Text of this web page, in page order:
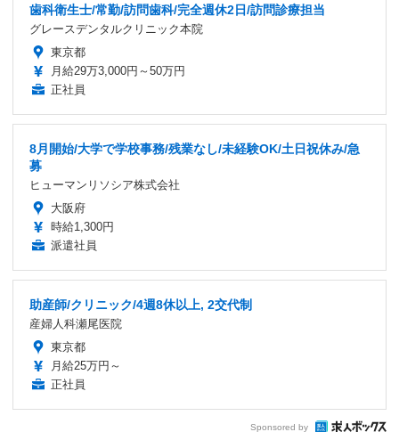
歯科衛生士/常勤/訪問歯科/完全週休2日/訪問診療担当
グレースデンタルクリニック本院
東京都
月給29万3,000円～50万円
正社員
8月開始/大学で学校事務/残業なし/未経験OK/土日祝休み/急
募
ヒューマンリソシア株式会社
大阪府
時給1,300円
派遣社員
助産師/クリニック/4週8休以上, 2交代制
産婦人科瀬尾医院
東京都
月給25万円～
正社員
Sponsored by